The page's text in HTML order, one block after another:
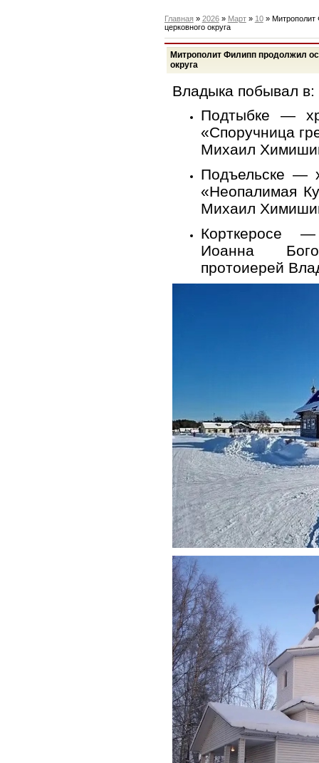
Главная » 2026 » Март » 10» Митрополит
церковного округа
Митрополит Филипп продолжил
округа
Владыка побывал в:
Подтыбке —
«Споручница
Михаил
Подъельске —
«Неопалимая
Михаил
Корткеросе
Иоанна
протоиерей